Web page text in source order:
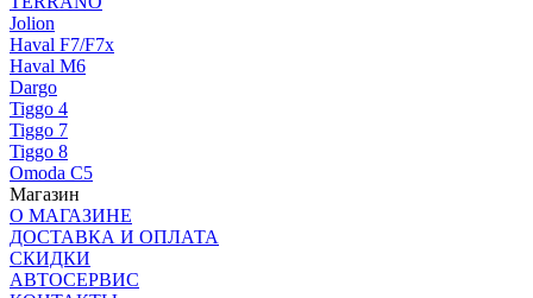
Jolion
Haval F7/F7x
Haval M6
Dargo
Tiggo 4
Tiggo 7
Tiggo 8
Omoda C5
Магазин
О МАГАЗИНЕ
ДОСТАВКА И ОПЛАТА
СКИДКИ
АВТОСЕРВИС